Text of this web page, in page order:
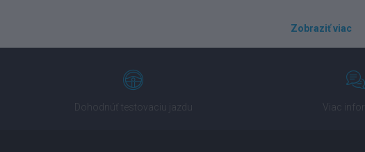
Presadnite do vozidla vyššej triedy ešte dnes. Pripravíme vám
povinné zmluvné poistenie alebo havarijné poistenie od
Zobraziť viac
Dohodnúť testovaciu jazdu Viac